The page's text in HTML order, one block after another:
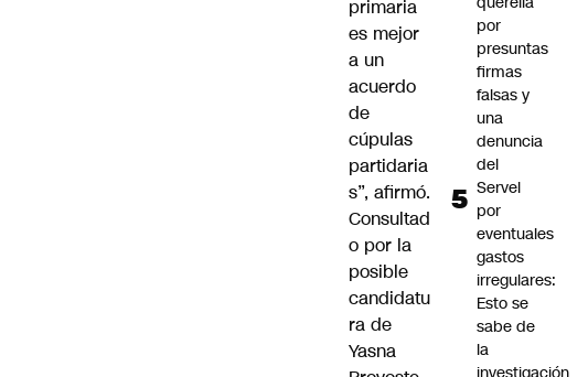
primaria
es mejor
a un
acuerdo
de
cúpulas
partidaria
s”, afirmó.
Consultad
o por la
posible
candidatu
ra de
Yasna
por
presuntas
firmas
falsas y
una
denuncia
del
Servel
por
eventuales
gastos
irregulares:
Esto se
sabe de
la